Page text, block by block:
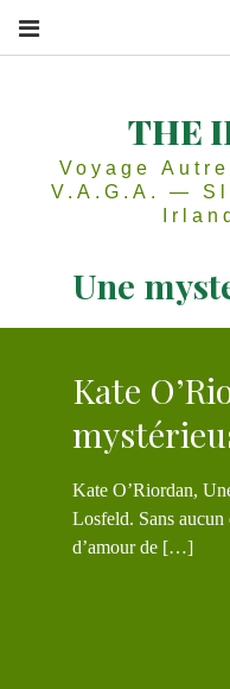
THE
Voyage
V.A.G.A. —
Une
Kate O’Riordan : Une
Kate O’Riordan, Une mystérieuse fiancée, Ed. Joelle
Losfeld. Sans aucun
d’amour de […]